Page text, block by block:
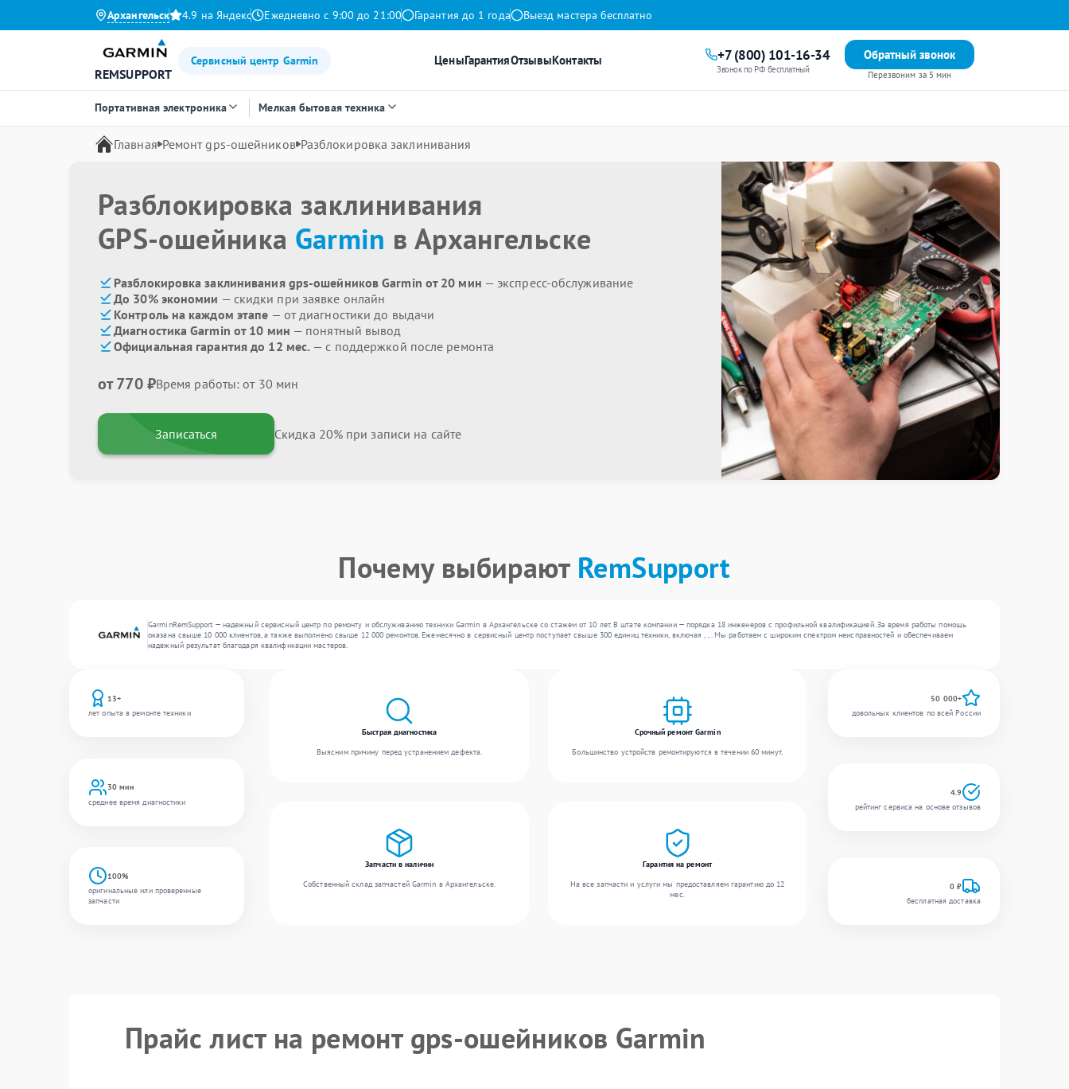
Архангельск 4.9 на Яндекс Ежедневно с 9:00 до 21:00 Гарантия до 1 года Выезд мастера бесплатно
REMSUPPORT
Сервисный центр Garmin ЦеныГарантияОтзывыКонтакты +7 (800) 101-16-34
Звонок по РФ бесплатный
Обратный звонок
Перезвоним за 5 мин
Портативная электроника Мелкая бытовая техника
Главная Ремонт gps-ошейников Разблокировка заклинивания
Разблокировка заклинивания
GPS-ошейника Garmin в Архангельске
Разблокировка заклинивания gps-ошейников Garmin от 20 мин — экспресс-обслуживание
До 30% экономии — скидки при заявке онлайн
Контроль на каждом этапе — от диагностики до выдачи
Диагностика Garmin от 10 мин — понятный вывод
Официальная гарантия до 12 мес. — с поддержкой после ремонта
от 770 ₽Время работы: от 30 мин
Записаться Скидка 20% при записи на сайте
Почему выбирают RemSupport
GarminRemSupport — надежный сервисный центр по ремонту и обслуживанию техники Garmin в Архангельске со стажем от 10 лет. В штате компании — порядка 18 инженеров с профильной квалификацией. За время работы помощь
оказана свыше 10 000 клиентов, а также выполнено свыше 12 000 ремонтов. Ежемесячно в сервисный центр поступает свыше 300 единиц техники, включая , , . Мы работаем с широким спектром неисправностей и обеспечиваем
надежный результат благодаря квалификации мастеров.
13+
лет опыта в ремонте техники
30 мин
среднее время диагностики
100%
оригинальные или проверенные
запчасти
Быстрая диагностика
Выясним причину перед устранением дефекта.
Срочный ремонт Garmin
Большинство устройств ремонтируются в течении 60 минут.
Запчасти в наличии
Собственный склад запчастей Garmin в Архангельске.
Гарантия на ремонт
На все запчасти и услуги мы предоставляем гарантию до 12
мес.
50 000+
довольных клиентов по всей России
4.9
рейтинг сервиса на основе отзывов
0 ₽
бесплатная доставка
Прайс лист на ремонт gps-ошейников Garmin